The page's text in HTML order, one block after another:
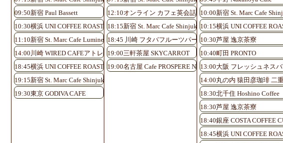
09:50新宿 Paul Bassett
10:30横浜 UNI COFFEE ROASTERY
11:10新宿 St. Marc Cafe Lumine EST Shinjuku
14:00川崎 WIRED CAFEアトレ川崎店
18:45横浜 UNI COFFEE ROASTERY
19:15新宿 St. Marc Cafe Shinjuku Shinminami-guchi
19:30東京 GODIVA CAFE
12:10オンライン カフェ英会話♪
18:15新宿 St. Marc Cafe Shinjuku Shinminami-guchi
18:45 川崎 フタバフルーツパーラー アトレ川崎店
19:00三軒茶屋 SKYCARROT
19:00名古屋 Cafe PROSPERE Nayabashi
10:00新宿 St. Marc Cafe
10:15横浜 UNI COFFEE
10:30芦屋 逸京茶寮
10:40町田 PRONTO
13:00大阪 フレッシュネス
14:00丸の内 猿田彦珈琲 二
18:30北千住 Hoshino Coffee
18:30芦屋 逸京茶寮
18:40銀座 COSTA COFFEE
18:45横浜 UNI COFFEE